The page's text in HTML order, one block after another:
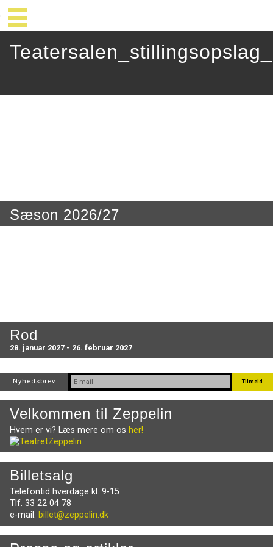
Sæson 2026/27
Rod
28. januar 2027 - 26. februar 2027
Nyhedsbrev
Velkommen til Zeppelin
Hvem er vi? Læs mere om os her!
Billetsalg
Telefontid hverdage kl. 9-15
Tlf. 33 22 04 78
e-mail: billet@zeppelin.dk